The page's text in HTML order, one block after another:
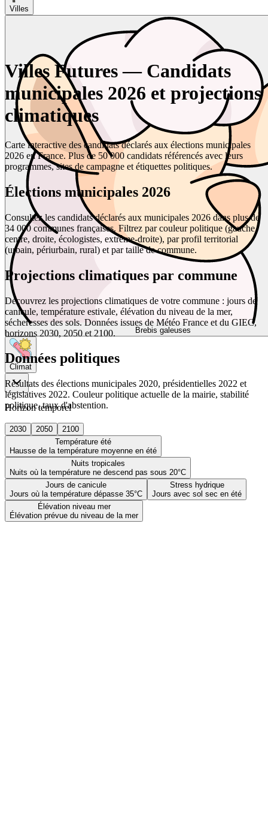
Villes
Brebis galeuses
Climat
Horizon temporel
2030 2050
2100
Température été
Hausse de la température moyenne en été
Nuits tropicales
Nuits où la température ne descend pas sous 20°C
Jours de canicule
Jours où la température dépasse 35°C
Stress hydrique
Jours avec sol sec en été
Élévation niveau mer
Élévation prévue du niveau de la mer
Villes Futures — Candidats
municipales 2026 et projections
climatiques
Carte interactive des candidats déclarés aux élections municipales
2026 en France. Plus de 50 000 candidats référencés avec leurs
programmes, sites de campagne et étiquettes politiques.
Élections municipales 2026
Consultez les candidats déclarés aux municipales 2026 dans plus de
34 000 communes françaises. Filtrez par couleur politique (gauche,
centre, droite, écologistes, extrême-droite), par profil territorial
(urbain, périurbain, rural) et par taille de commune.
Projections climatiques par commune
Découvrez les projections climatiques de votre commune : jours de
canicule, température estivale, élévation du niveau de la mer,
sécheresses des sols. Données issues de Météo France et du GIEC,
horizons 2030, 2050 et 2100.
Données politiques
Résultats des élections municipales 2020, présidentielles 2022 et
législatives 2022. Couleur politique actuelle de la mairie, stabilité
politique, taux d'abstention.